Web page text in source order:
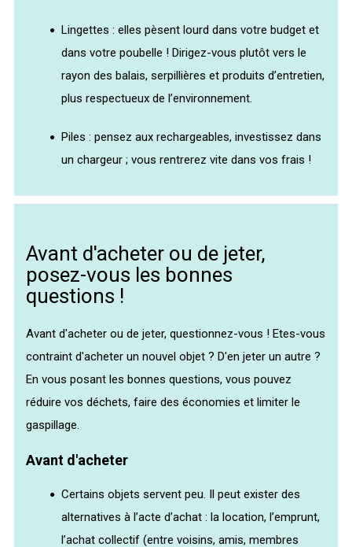
Lingettes : elles pèsent lourd dans votre budget et
dans votre poubelle ! Dirigez-vous plutôt vers le
rayon des balais, serpillières et produits d’entretien,
plus respectueux de l’environnement.
Piles : pensez aux rechargeables, investissez dans
un chargeur ; vous rentrerez vite dans vos frais !
Avant d'acheter ou de jeter,
posez-vous les bonnes
questions !
Avant d'acheter ou de jeter, questionnez-vous ! Etes-vous
contraint d'acheter un nouvel objet ? D'en jeter un autre ?
En vous posant les bonnes questions, vous pouvez
réduire vos déchets, faire des économies et limiter le
gaspillage.
Avant d'acheter
Certains objets servent peu. Il peut exister des
alternatives à l’acte d’achat : la location, l’emprunt,
l’achat collectif (entre voisins, amis, membres